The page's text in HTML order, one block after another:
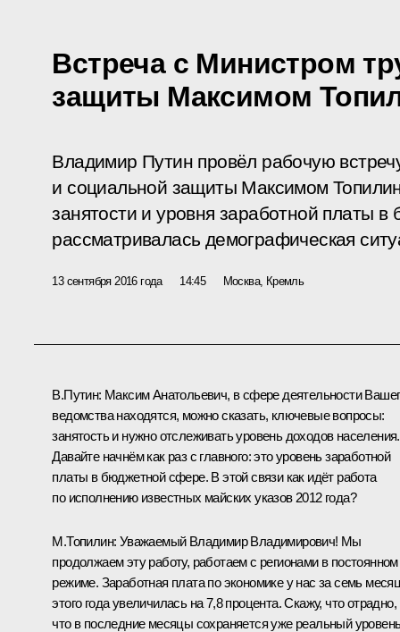
Встреча с Министром
защиты Максимом
Владимир Путин провёл рабочую
и социальной защиты Максимом
занятости и уровня заработной платы
рассматривалась демографическая
13 сентября 2016 года 14:45 Москва, Кремль
В.Путин: Максим Анатольевич, в сфере деятельности
ведомства находятся, можно сказать, ключевые вопросы:
занятость и нужно отслеживать уровень доходов населения.
Давайте начнём как раз с главного: это уровень заработной
платы в бюджетной сфере. В этой связи как идёт работа
по исполнению известных майских указов 2012 года?
М.Топилин: Уважаемый Владимир Владимирович! Мы
продолжаем эту работу, работаем с регионами в постоянном
режиме. Заработная плата по экономике у нас за семь
этого года увеличилась на 7,8 процента. Скажу, что отрадно,
что в последние месяцы сохраняется уже реальный